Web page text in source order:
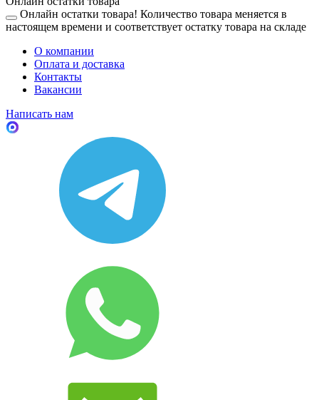
Онлайн остатки товара! Количество товара меняется в
настоящем времени и соответствует остатку товара на складе
О компании
Оплата и доставка
Контакты
Вакансии
Написать нам